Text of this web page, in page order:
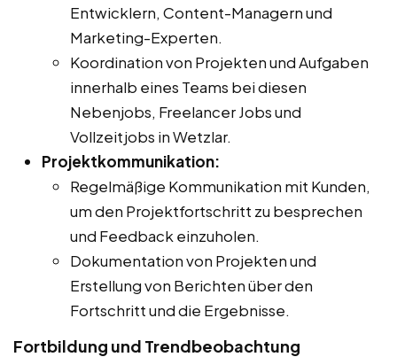
Entwicklern, Content-Managern und
Marketing-Experten.
Koordination von Projekten und Aufgaben
innerhalb eines Teams bei diesen
Nebenjobs, Freelancer Jobs und
Vollzeitjobs in Wetzlar.
Projektkommunikation:
Regelmäßige Kommunikation mit Kunden,
um den Projektfortschritt zu besprechen
und Feedback einzuholen.
Dokumentation von Projekten und
Erstellung von Berichten über den
Fortschritt und die Ergebnisse.
Fortbildung und Trendbeobachtung